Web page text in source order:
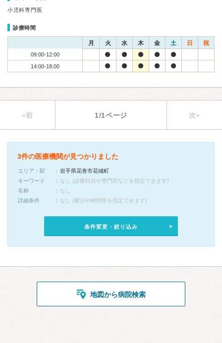
小児科専門医
診療時間
月 火 水 木 金 土 日 祝
09:00-12:00
14:00-18:00
«前 1/1ページ 次»
3件の医療機関が見つかりました
エリア・駅
岩手県花巻市花城町
キーワード
なし (診療科目や専門医などを指定できます)
名称
なし
詳細条件
なし (曜日や時間帯を指定できます)
条件変更・絞り込み
地図から病院検索